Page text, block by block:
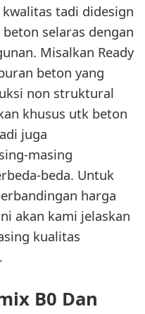
tadi didesign
selaras dengan
Misalkan Ready
beton yang
non struktural
khusus utk beton
juga
masing
beda. Untuk
harga
akan kami jelaskan
kualitas
B0 Dan